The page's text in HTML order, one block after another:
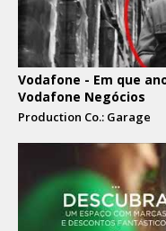
Vodafone - Em que
Vodafone Negócios
Production Co.: Garage